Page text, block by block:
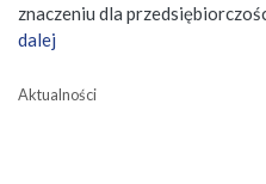
znaczeniu dla
dalej
Kategorie
Aktualności